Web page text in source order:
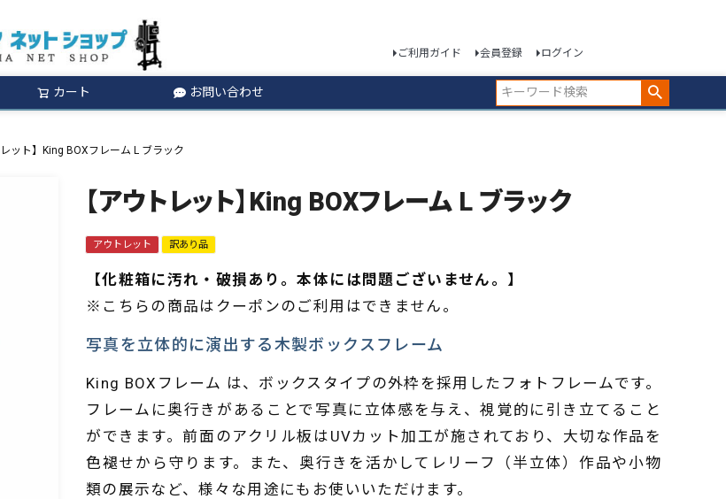
ご利用ガイド 会員登録 ログイン
カート お問い合わせ
検索
レット】King BOXフレーム L ブラック
【アウトレット】King BOXフレーム L ブラック
アウトレット 訳あり品
【化粧箱に汚れ・破損あり。本体には問題ございません。】
※こちらの商品はクーポンのご利用はできません。
写真を立体的に演出する木製ボックスフレーム
King BOXフレーム は、ボックスタイプの外枠を採用したフォトフレームです。
フレームに奥行きがあることで写真に立体感を与え、視覚的に引き立てること
ができます。前面のアクリル板はUVカット加工が施されており、大切な作品を
色褪せから守ります。また、奥行きを活かしてレリーフ（半立体）作品や小物
類の展示など、様々な用途にもお使いいただけます。